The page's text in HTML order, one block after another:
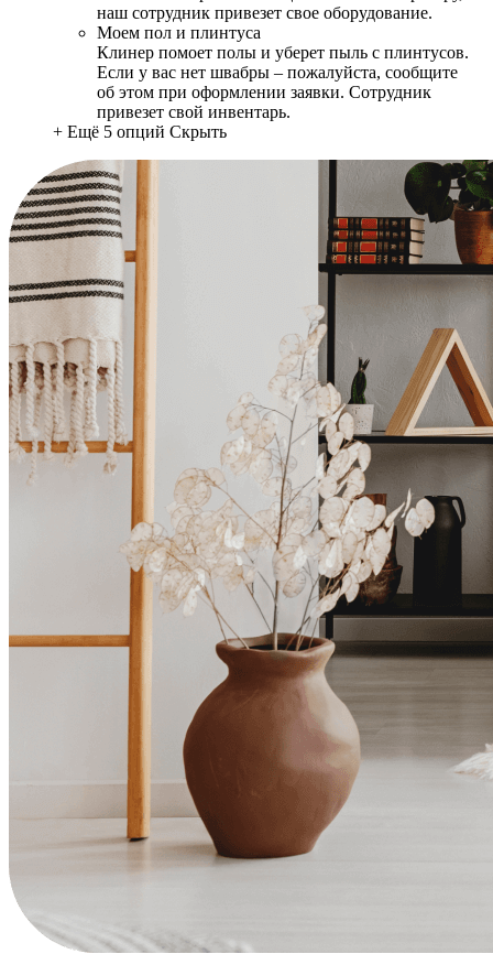
наш сотрудник привезет свое оборудование.
Моем пол и плинтуса
Клинер помоет полы и уберет пыль с плинтусов.
Если у вас нет швабры – пожалуйста, сообщите
об этом при оформлении заявки. Сотрудник
привезет свой инвентарь.
+ Ещё 5 опций Скрыть